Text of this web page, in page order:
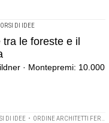
DI IDEE
le foreste e il
· Montepremi: 10.000
DI IDEE • ORDINE ARCHITETTI FERRARA